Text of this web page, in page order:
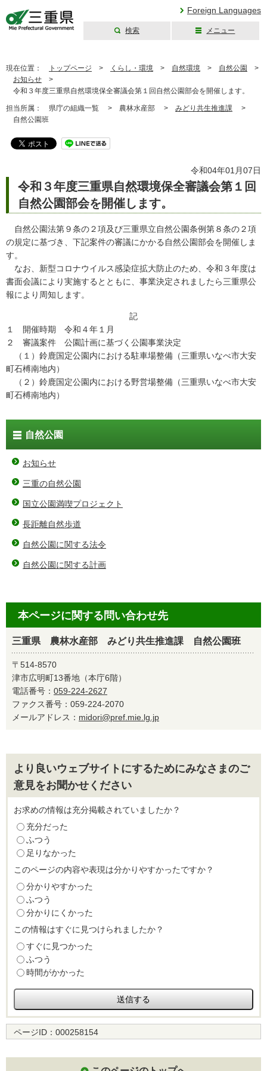
Foreign Languages
検索 メニュー
現在位置： トップページ > くらし・環境 > 自然環境 > 自然公園
>
お知らせ >
令和３年度三重県自然環境保全審議会第１回自然公園部会を開催します。
担当所属： 県庁の組織一覧 > 農林水産部 > みどり共生推進課 >
自然公園班
令和04年01月07日
令和３年度三重県自然環境保全審議会第１回
自然公園部会を開催します。
自然公園法第９条の２項及び三重県立自然公園条例第８条の２項
の規定に基づき、下記案件の審議にかかる自然公園部会を開催しま
す。
なお、新型コロナウイルス感染症拡大防止のため、令和３年度は
書面会議により実施するとともに、事業決定されましたら三重県公
報により周知します。
記
１ 開催時期 令和４年１月
２ 審議案件 公園計画に基づく公園事業決定
（１）鈴鹿国定公園内における駐車場整備（三重県いなべ市大安
町石榑南地内）
（２）鈴鹿国定公園内における野営場整備（三重県いなべ市大安
町石榑南地内）
自然公園
お知らせ
三重の自然公園
国立公園満喫プロジェクト
長距離自然歩道
自然公園に関する法令
自然公園に関する計画
本ページに関する問い合わせ先
三重県 農林水産部 みどり共生推進課 自然公園班
〒514-8570
津市広明町13番地（本庁6階）
電話番号： 059-224-2627
ファクス番号：059-224-2070
メールアドレス： midori@pref.mie.lg.jp
より良いウェブサイトにするためにみなさまのご
意見をお聞かせください
お求めの情報は充分掲載されていましたか？
充分だった
ふつう
足りなかった
このページの内容や表現は分かりやすかったですか？
分かりやすかった
ふつう
分かりにくかった
この情報はすぐに見つけられましたか？
すぐに見つかった
ふつう
時間がかかった
ページID： 000258154